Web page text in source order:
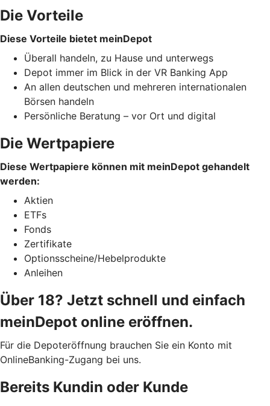
Die Vorteile
Diese Vorteile bietet meinDepot
Überall handeln, zu Hause und unterwegs
Depot immer im Blick in der VR Banking App
An allen deutschen und mehreren internationalen
Börsen handeln
Persönliche Beratung – vor Ort und digital
Die Wertpapiere
Diese Wertpapiere können mit meinDepot gehandelt
werden:
Aktien
ETFs
Fonds
Zertifikate
Optionsscheine/Hebelprodukte
Anleihen
Über 18? Jetzt schnell und einfach
meinDepot online eröffnen.
Für die Depoteröffnung brauchen Sie ein Konto mit
OnlineBanking-Zugang bei uns.
Bereits Kundin oder Kunde